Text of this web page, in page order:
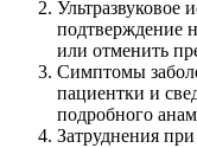
Ультразвуковое
подтверждение
или отменить
Симптомы
пациентки и
подробного
Затруднения при